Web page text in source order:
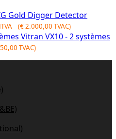
Gold Digger Detector
(€2.000,00 TVAC)
Vitran VX10 - 2 systèmes
TVAC)